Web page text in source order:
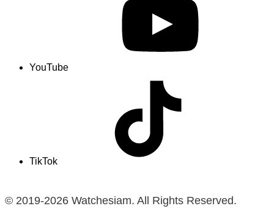
YouTube
TikTok
© 2019-2026 Watchesiam. All Rights Reserved.